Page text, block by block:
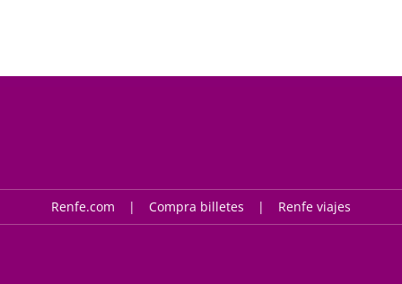
Renfe.com Compra billetes Renfe viajes